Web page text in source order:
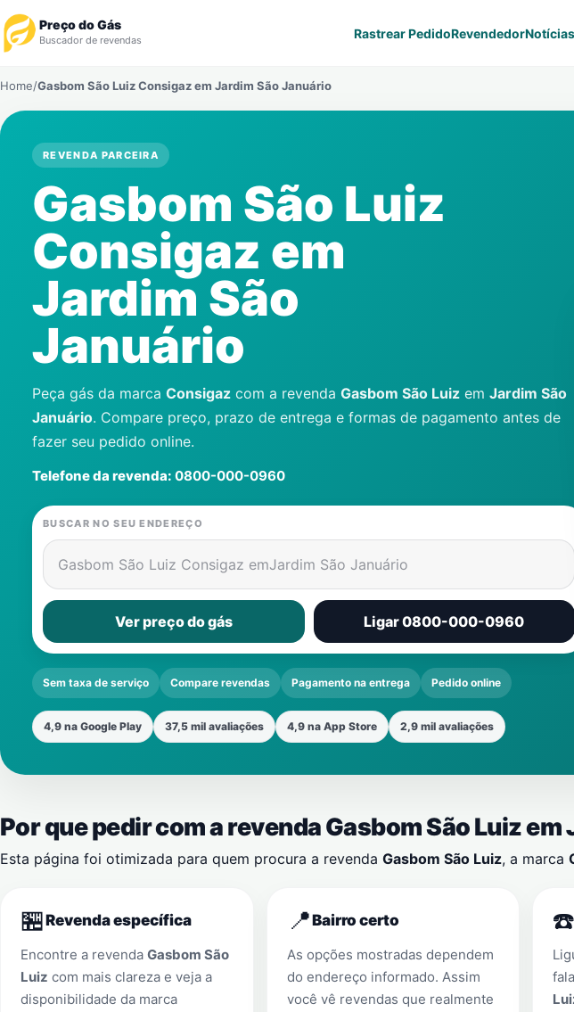
Preço do Gás
Buscador de revendas Rastrear PedidoRevendedorNotícias
Revendedor
Notícias
Cadastre-se
Contatos
Home/Gasbom São Luiz Consigaz em Jardim São Januário
REVENDA PARCEIRA
Gasbom São Luiz
Consigaz em
Jardim São
Januário
Peça gás da marca Consigaz com a revenda Gasbom São Luiz em Jardim São
Januário. Compare preço, prazo de entrega e formas de pagamento antes de
fazer seu pedido online.
Telefone da revenda: 0800-000-0960
BUSCAR NO SEU ENDEREÇO
Gasbom São Luiz Consigaz emJardim São Januário
Ver preço do gás Ligar 0800-000-0960
Sem taxa de serviço Compare revendas Pagamento na entrega Pedido online
4,9 na Google Play 37,5 mil avaliações 4,9 na App Store 2,9 mil avaliações
Por que pedir com a revenda Gasbom São Luiz em
Esta página foi otimizada para quem procura a revenda Gasbom São Luiz, a marca
🏪Revenda específica
Encontre a revenda Gasbom São
Luiz com mais clareza e veja a
disponibilidade da marca
📍Bairro certo
As opções mostradas dependem
do endereço informado. Assim
você vê revendas que realmente
☎️